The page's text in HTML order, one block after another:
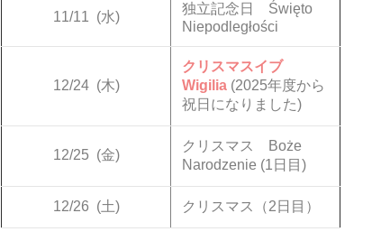
11/11 (水)
独立記念日 Święto
Niepodległości
12/24 (木)
クリスマスイブ
Wigilia (2025年度から
祝日になりました)
12/25 (金)
クリスマス Boże
Narodzenie (1日目)
12/26 (土) クリスマス（2日目）